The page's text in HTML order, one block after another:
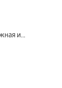
и...